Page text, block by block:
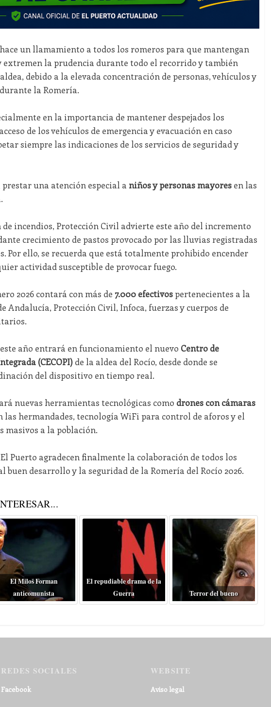
un llamamiento a todos los romeros para que mantengan
extremen la prudencia durante todo el recorrido y también
debido a la elevada concentración de personas, vehículos y
la Romería.
en la importancia de mantener despejados los
de los vehículos de emergencia y evacuación en caso
siempre las indicaciones de los servicios de seguridad y
una atención especial a niños y personas mayoresen las
incendios, Protección Civil advierte este año del incremento
crecimiento de pastos provocado por las lluvias registradas
Por ello, se recuerda que está totalmente prohibido encender
actividad susceptible de provocar fuego.
2026 contará con más de 7.000 efectivospertenecientes a la
Andalucía, Protección Civil, Infoca, fuerzas y cuerpos de
año entrará en funcionamiento el nuevo Centro de
(CECOPI)de la aldea del Rocío, desde donde se
del dispositivo en tiempo real.
nuevas herramientas tecnológicas como drones con cámaras
las hermandades, tecnología WiFi para control de aforos y el
masivos a la población.
Puerto agradecen finalmente la colaboración de todos los
desarrollo y la seguridad de la Romería del Rocío 2026.
El Miloš Forman
anticomunista
El repudiable drama de la
Guerra
Terror del bueno
REDES SOCIALES
Facebook
WEBSITE
Aviso legal